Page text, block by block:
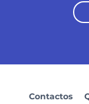
Contactos